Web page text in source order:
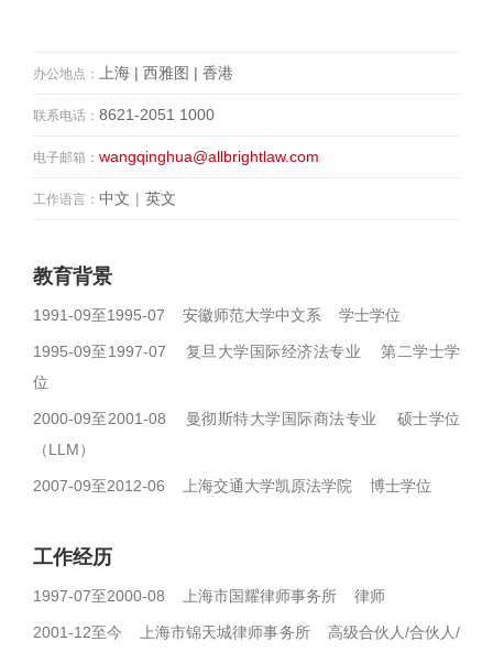
办公地点： 上海 | 西雅图 | 香港
联系电话： 8621-2051 1000
电子邮箱： wangqinghua@allbrightlaw.com
工作语言： 中文 | 英文
教育背景
1991-09至1995-07 安徽师范大学中文系 学士学位
1995-09至1997-07 复旦大学国际经济法专业 第二学士学
位
2000-09至2001-08 曼彻斯特大学国际商法专业 硕士学位
（LLM）
2007-09至2012-06 上海交通大学凯原法学院 博士学位
工作经历
1997-07至2000-08 上海市国耀律师事务所 律师
2001-12至今 上海市锦天城律师事务所 高级合伙人/合伙人/